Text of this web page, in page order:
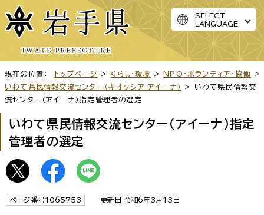
SELECT
LANGUAGE
現在の位置： トップページ > くらし・環境 >NPO・ボランティア・協働
>
いわて県民情報交流センター（キオクシア アイーナ）
> いわて県民情報交
流センター（アイーナ）指定管理者の選定
いわて県民情報交流センター（アイーナ）指定
管理者の選定
ページ番号1065753 更新日 令和6年3月13日